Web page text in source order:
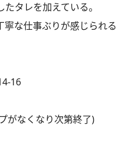
タレを加えている。
な仕事ぶりが感じられる
16
がなくなり次第終了)